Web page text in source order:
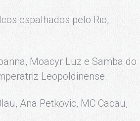
espalhados pelo Rio,
Moacyr Luz e Samba do
Leopoldinense.
Ana Petkovic, MC Cacau,